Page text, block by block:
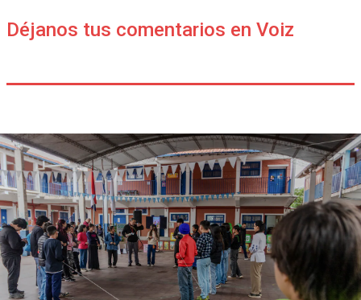
Déjanos tus comentarios en Voiz